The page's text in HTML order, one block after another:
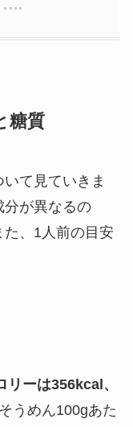
糖質
て見ていきま
分が異なるの
、1人前の目安
リーは356kcal、
うめん100gあた